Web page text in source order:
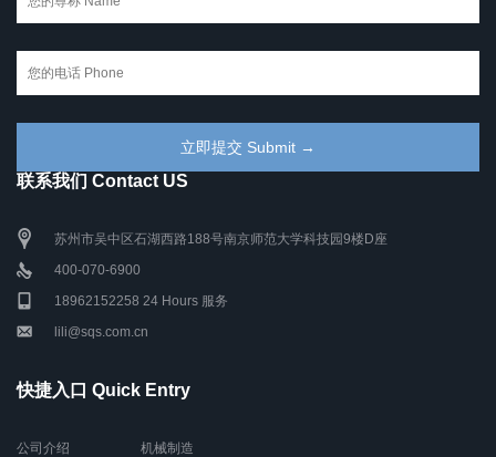
联系我们 Contact US
苏州市吴中区石湖西路188号南京师范大学科技园9楼D座
400-070-6900
18962152258 24 Hours 服务
lili@sqs.com.cn
快捷入口 Quick Entry
公司介绍
机械制造